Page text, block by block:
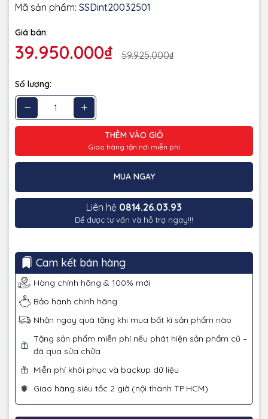
Mã sản phẩm: SSDint20032501
Giá bán:
39.950.000₫ 59.925.000₫
Số lượng:
THÊM VÀO GIỎ
Giao hàng tận nơi miễn phí
MUA NGAY
Liên hệ 0814.26.03.93
Để được tư vấn và hỗ trợ ngay!!!
Cam kết bán hàng
Hàng chính hãng & 100% mới
Bảo hành chính hãng
Nhận ngay quà tặng khi mua bất kì sản phẩm nào
Tặng sản phẩm miễn phí nếu phát hiện sản phẩm cũ –
đã qua sửa chữa
Miễn phí khôi phục và backup dữ liệu
Giao hàng siêu tốc 2 giờ (nội thành TP.HCM)